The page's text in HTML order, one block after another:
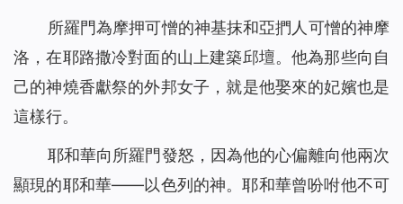
所羅門為摩押可憎的神基抹和亞捫人可憎的神摩
洛，在耶路撒冷對面的山上建築邱壇。他為那些向自
己的神燒香獻祭的外邦女子，就是他娶來的妃嬪也是
這樣行。
耶和華向所羅門發怒，因為他的心偏離向他兩次
顯現的耶和華——以色列的神。耶和華曾吩咐他不可